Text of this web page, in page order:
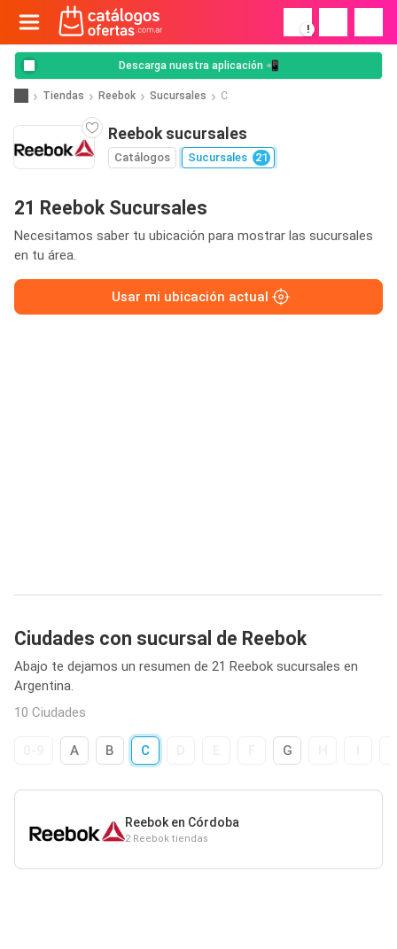
!
Descarga nuestra aplicación 📲
Tiendas Reebok Sucursales C
Reebok sucursales
Catálogos Sucursales 21
21 Reebok Sucursales
Necesitamos saber tu ubicación para mostrar las sucursales
en tu área.
Usar mi ubicación actual
Ciudades con sucursal de Reebok
Abajo te dejamos un resumen de 21 Reebok sucursales en
Argentina.
10 Ciudades
A B C G
Reebok en Córdoba
2 Reebok tiendas